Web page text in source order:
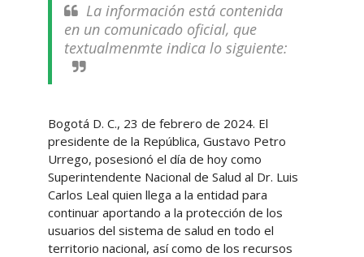
La información está contenida
en un comunicado oficial, que
textualmenmte indica lo siguiente:
Bogotá D. C., 23 de febrero de 2024. El
presidente de la República, Gustavo Petro
Urrego, posesionó el día de hoy como
Superintendente Nacional de Salud al Dr. Luis
Carlos Leal quien llega a la entidad para
continuar aportando a la protección de los
usuarios del sistema de salud en todo el
territorio nacional, así como de los recursos